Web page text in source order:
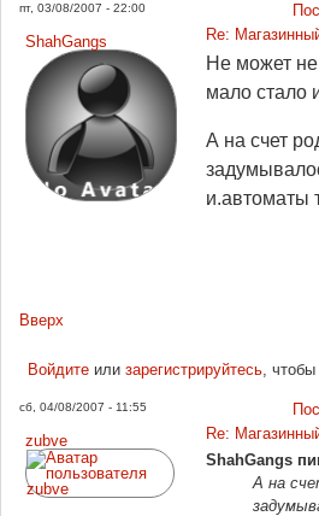
пт, 03/08/2007 - 22:00
ShahGangs
Re:
Не может не
мало стало
А на счет
и.автоматы
Вверх
Войдитеили зарегистрируйтесь, чтобы
сб, 04/08/2007 - 11:55
zubve
Re:
ShahGangs
А на